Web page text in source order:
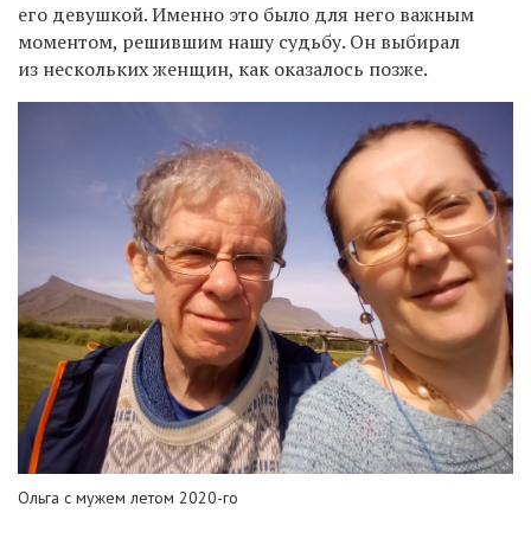
его девушкой. Именно это было для него важным
моментом, решившим нашу судьбу. Он выбирал
из нескольких женщин, как оказалось позже.
Ольга с мужем летом 2020-го